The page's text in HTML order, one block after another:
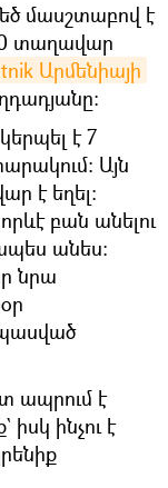
մասշտաբով է
տաղավար
Արմենիայի
է 7
Այն
է եղել։
բան անելու
անես։
նրա
ապրում է
ինչու է